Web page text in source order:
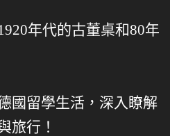
年代的古董桌和80年
國留學生活，深入瞭解
旅行！